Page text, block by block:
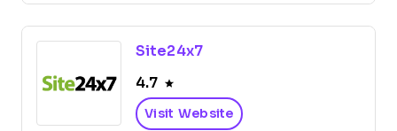
Site24x7
4.7
Visit Website